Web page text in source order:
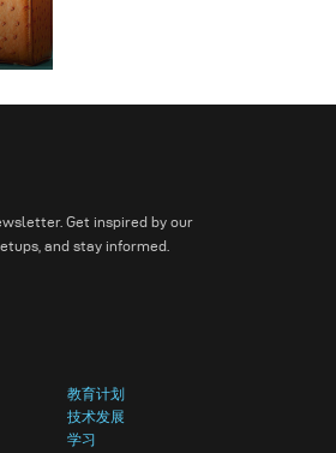
和
。
Get inspired by our
and stay informed.
教育计划
技术发展
学习